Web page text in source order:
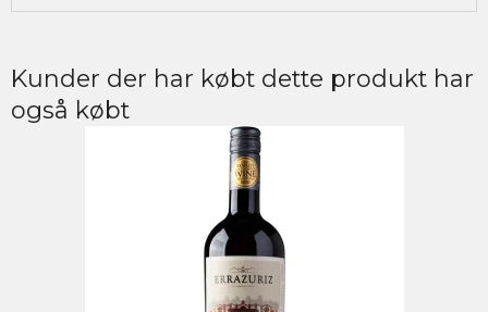
Kunder der har købt dette produkt har
også købt